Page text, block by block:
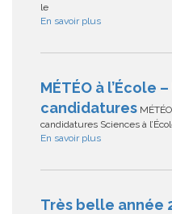
le
En savoir plus
MÉTÉO à l’École
candidatures
candidatures Sciences à
En savoir plus
Très belle année